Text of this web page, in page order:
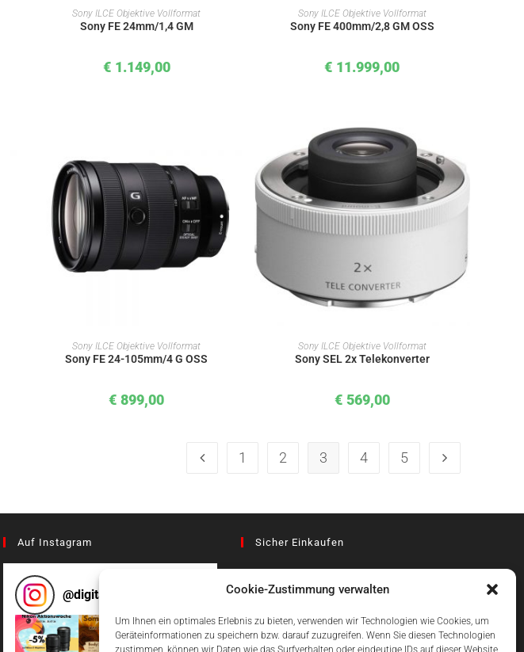
Cookie-Zustimmung verwalten
Um Ihnen ein optimales Erlebnis zu bieten, verwenden wir Technologien wie Cookies, um
Geräteinformationen zu speichern bzw. darauf zuzugreifen. Wenn Sie diesen Technologien
zustimmen, können wir Daten wie das Surfverhalten oder eindeutige IDs auf dieser Website
IN DEN WARENKORB
Sony ILCE Objektive Vollformat
Sony FE 24mm/1,4 GM
€ 1.149,00
IN DEN WARENKORB
Sony ILCE Objektive Vollformat
Sony FE 400mm/2,8 GM OSS
€ 11.999,00
IN DEN WARENKORB
Sony ILCE Objektive Vollformat
Sony FE 24-105mm/4 G OSS
€ 899,00
IN DEN WARENKORB
Sony ILCE Objektive Vollformat
Sony SEL 2x Telekonverter
€ 569,00
1 2 3 4 5
Auf Instagram
@digitalcameragraz
Sicher Einkaufen